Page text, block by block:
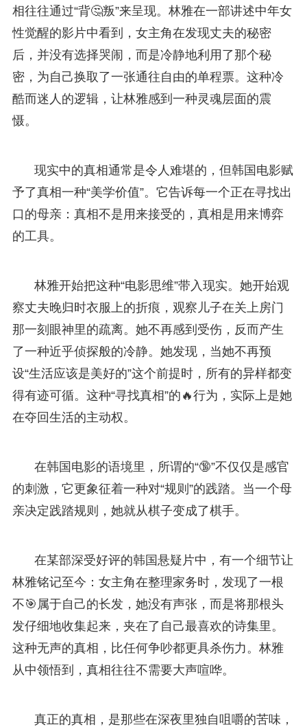
相往往通过“背🤔叛”来呈现。林雅在一部讲述中年女
性觉醒的影片中看到，女主角在发现丈夫的秘密
后，并没有选择哭闹，而是冷静地利用了那个秘
密，为自己换取了一张通往自由的单程票。这种冷
酷而迷人的逻辑，让林雅感到一种灵魂层面的震
慑。
现实中的真相通常是令人难堪的，但韩国电影赋
予了真相一种“美学价值”。它告诉每一个正在寻找出
口的母亲：真相不是用来接受的，真相是用来博弈
的工具。
林雅开始把这种“电影思维”带入现实。她开始观
察丈夫晚归时衣服上的折痕，观察儿子在关上房门
那一刻眼神里的疏离。她不再感到受伤，反而产生
了一种近乎侦探般的冷静。她发现，当她不再预
设“生活应该是美好的”这个前提时，所有的异样都变
得有迹可循。这种“寻找真相”的🔥行为，实际上是她
在夺回生活的主动权。
在韩国电影的语境里，所谓的“🔞”不仅仅是感官
的刺激，它更象征着一种对“规则”的践踏。当一个母
亲决定践踏规则，她就从棋子变成了棋手。
在某部深受好评的韩国悬疑片中，有一个细节让
林雅铭记至今：女主角在整理家务时，发现了一根
不🎯属于自己的长发，她没有声张，而是将那根头
发仔细地收集起来，夹在了自己最喜欢的诗集里。
这种无声的真相，比任何争吵都更具杀伤力。林雅
从中领悟到，真相往往不需要大声喧哗。
真正的真相，是那些在深夜里独自咀嚼的苦味，